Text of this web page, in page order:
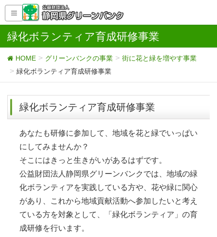
緑化ボランティア育成研修事業
HOME グリーンバンクの事業
街に花と緑を増やす事業
緑化ボランティア育成研修事業
緑化ボランティア育成研修事業
あなたも研修に参加して、地域を花と緑でいっぱい
にしてみませんか？
そこにはきっと生きがいがあるはずです。
公益財団法人静岡県グリーンバンクでは、地域の緑
化ボランティアを実践している方や、花や緑に関心
があり、これから地域貢献活動へ参加したいと考え
ている方を対象として、「緑化ボランティア」の育
成研修を行います。